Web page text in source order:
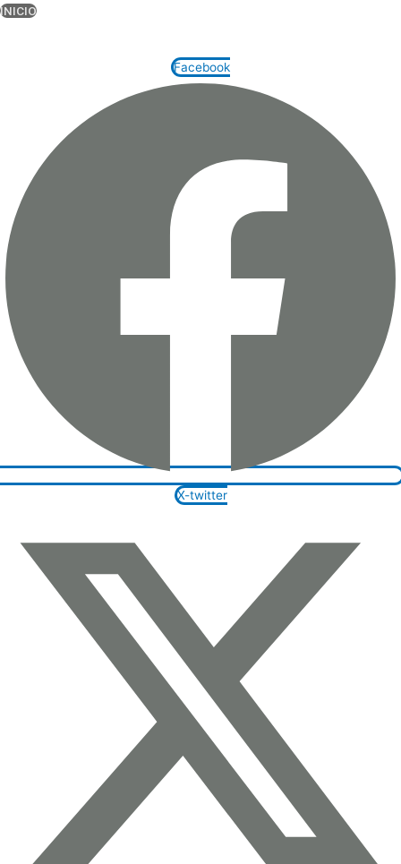
INICIO
Facebook
X-twitter